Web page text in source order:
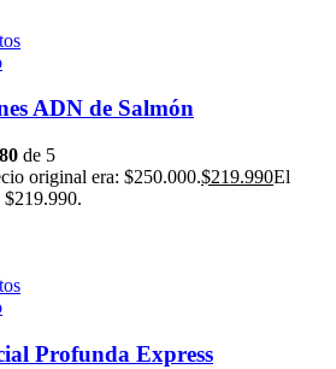
ADN de Salmón
de 5
original era: $250.000.$219.990El
$219.990.
Profunda Express